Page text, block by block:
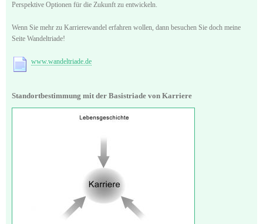
Perspektive Optionen für die Zukunft zu entwickeln.
Wenn Sie mehr zu Karrierewandel erfahren wollen, dann besuchen Sie doch meine
Seite Wandeltriade!
www.wandeltriade.de
Standortbestimmung mit der Basistriade von Karriere